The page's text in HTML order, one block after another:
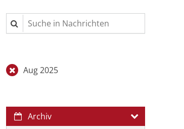
Suche in Nachrichten
Aug 2025
Archiv